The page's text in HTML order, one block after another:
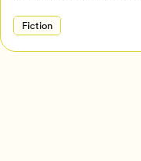
Fiction